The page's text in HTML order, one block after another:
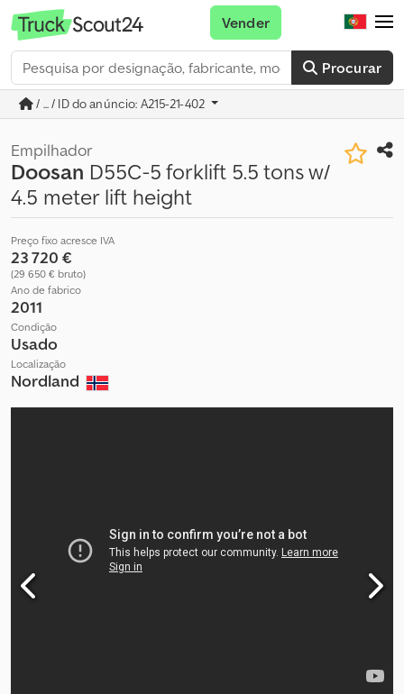
Procurar
Vender
/ ... / ID do anúncio: A215-21-402
Empilhador
Doosan D55C-5 forklift 5.5 tons w/
4.5 meter lift height
Preço fixo acresce IVA
23 720 €
(29 650 € bruto)
Ano de fabrico
2011
Condição
Usado
Localização
Nordland